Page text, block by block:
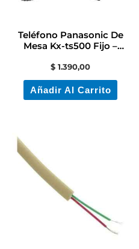
Teléfono Panasonic De
Mesa Kx-ts500 Fijo –
$ 1.390,00
Añadir Al Carrito